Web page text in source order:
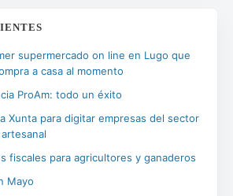
supermercado on line en Lugo que
a casa al momento
ProAm: todo un éxito
Xunta para digitar empresas del sector
fiscales para agricultores y ganaderos
Mayo